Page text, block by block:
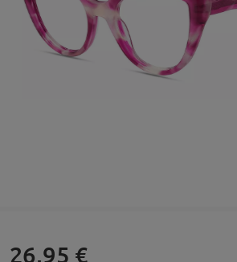
26,95 €